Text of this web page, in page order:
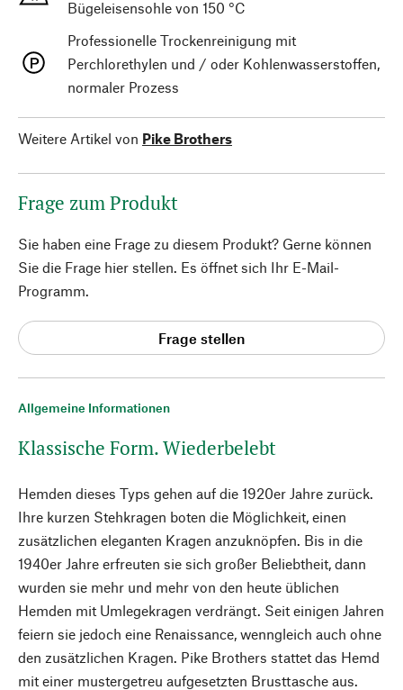
Allgemeine Informationen
Klassische Form. Wiederbelebt
Hemden dieses Typs gehen auf die 1920er Jahre zurück.
Ihre kurzen Stehkragen boten die Möglichkeit, einen
zusätzlichen eleganten Kragen anzuknöpfen. Bis in die
1940er Jahre erfreuten sie sich großer Beliebtheit, dann
wurden sie mehr und mehr von den heute üblichen
Hemden mit Umlegekragen verdrängt. Seit einigen Jahren
feiern sie jedoch eine Renaissance, wenngleich auch ohne
den zusätzlichen Kragen. Pike Brothers stattet das Hemd
mit einer mustergetreu aufgesetzten Brusttasche aus.
Bügeleisensohle von 150 °C
Professionelle Trockenreinigung mit
Perchlorethylen und / oder Kohlenwasserstoffen,
normaler Prozess
Weitere Artikel von Pike Brothers
Frage zum Produkt
Sie haben eine Frage zu diesem Produkt? Gerne können
Sie die Frage hier stellen. Es öffnet sich Ihr E-Mail-
Programm.
Frage stellen